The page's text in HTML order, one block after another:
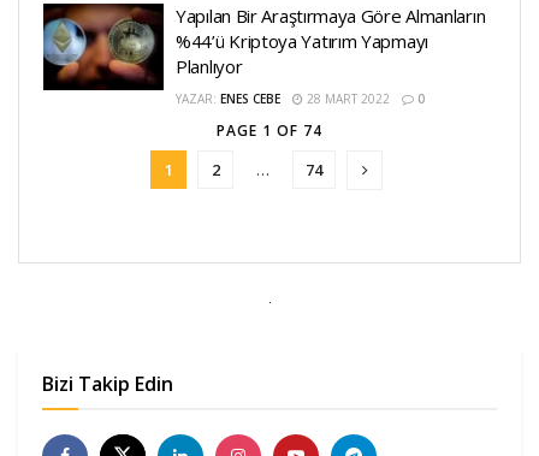
Yapılan Bir Araştırmaya Göre Almanların
%44’ü Kriptoya Yatırım Yapmayı
Planlıyor
YAZAR: ENES CEBE 28 MART 2022 0
PAGE 1 OF 74
1 2 … 74
Bizi Takip Edin